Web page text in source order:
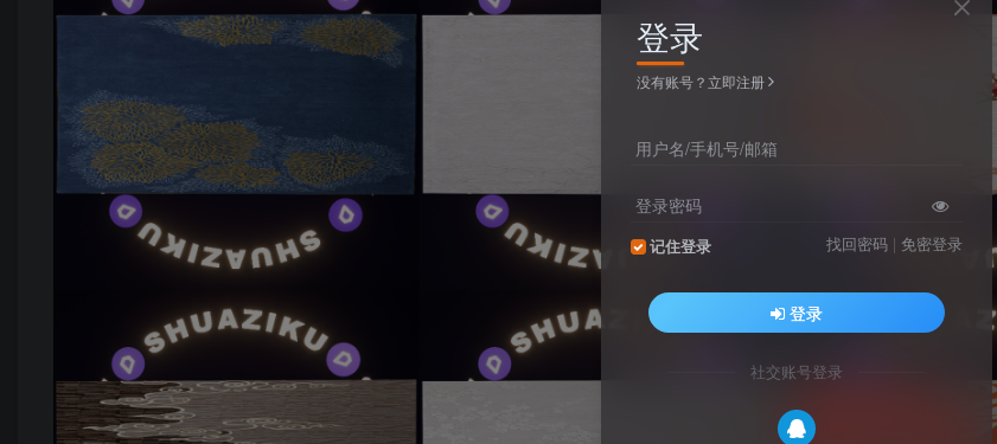
登录
没有账号？立即注册
用户名/手机号/邮箱
登录密码
记住登录 找回密码 | 免密登录
登录
社交账号登录